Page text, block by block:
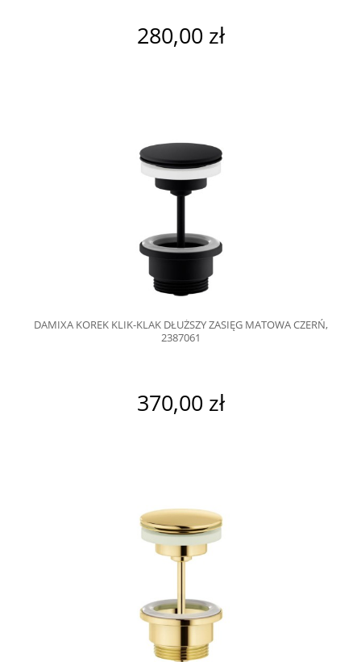
280,00 zł
DAMIXA KOREK KLIK-KLAK DŁUŻSZY ZASIĘG MATOWA CZERŃ,
2387061
370,00 zł